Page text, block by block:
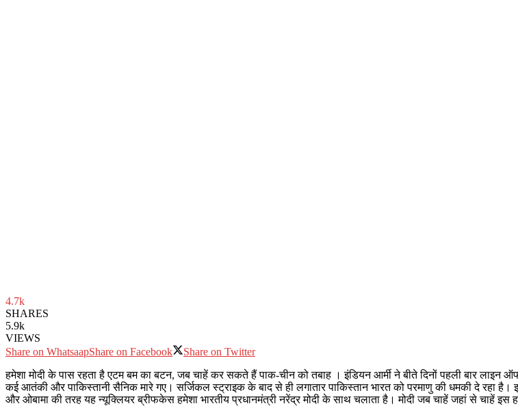
4.7k
SHARES
5.9k
VIEWS
Share on WhatsaapShare on Facebook
Share on Twitter
हमेशा मोदी के पास रहता है एटम बम का बटन, जब चाहें कर सकते हैं पाक-चीन को तबाह । इंडियन आर्मी ने बीते दिनों पहली बार
कई आतंकी और पाकिस्तानी सैनिक मारे गए। सर्जिकल स्ट्राइक के बाद से ही लगातार पाकिस्तान भारत को परमाणु की धमकी दे रहा
और ओबामा की तरह यह न्यूक्लियर ब्रीफकेस हमेशा भारतीय प्रधानमंत्री नरेंद्र मोदी के साथ चलाता है। मोदी जब चाहें जहां से चाहें